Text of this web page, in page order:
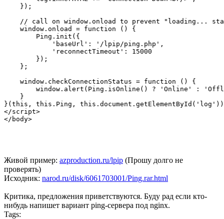
    });
// call on window.onload to prevent "loading...
    window.onload = function () {
        Ping.init({
            'baseUrl': '/lpip/ping.php',
            'reconnectTimeout': 15000
        });
    };
    window.checkConnectionStatus = function () {
window.alert(Ping.isOnline() ? 'Online' :
    }
}(this, this.Ping,
</script>
Живой пример: azproduction.ru/lpip (Прошу долго не
проверять)
Исходник: narod.ru/disk/6061703001/Ping.rar.html
Критика, предложения приветствуются. Буду рад если кто-
нибудь напишет вариант ping-сервера под nginx.
Tags: